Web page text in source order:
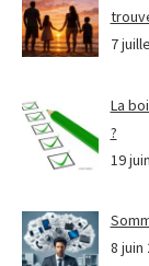
7
La
?
19
8 juin